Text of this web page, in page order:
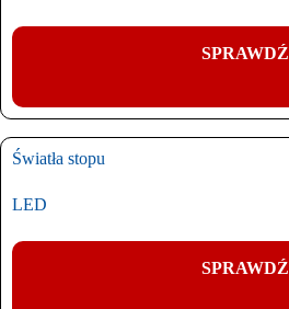
SPRAWDŹ
Światła stopu
LED
SPRAWDŹ